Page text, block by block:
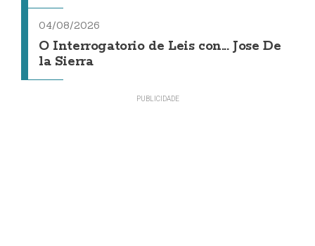
04/08/2026
O Interrogatorio de Leis con... Jose De
la Sierra